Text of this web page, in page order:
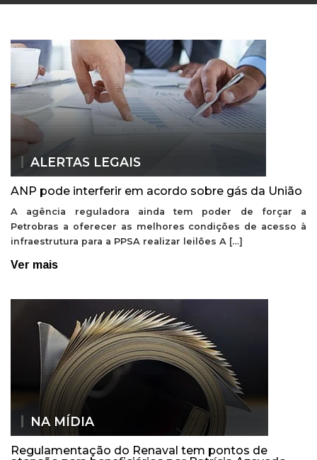
ALERTAS LEGAIS
ANP pode interferir em acordo sobre gás da União
A agência reguladora ainda tem poder de forçar a
Petrobras a oferecer as melhores condições de acesso à
infraestrutura para a PPSA realizar leilões A […]
Ver mais
NA MÍDIA
Regulamentação do Renaval tem pontos de